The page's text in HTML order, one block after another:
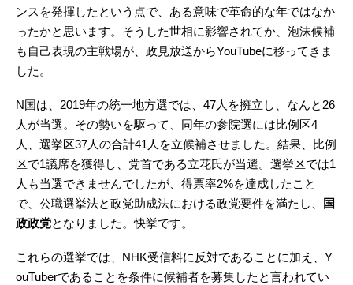
ンスを発揮したという点で、ある意味で革命的な年ではなか
ったかと思います。そうした世相に影響されてか、泡沫候補
も自己表現の主戦場が、政見放送からYouTubeに移ってきま
した。
N国は、2019年の統一地方選では、47人を擁立し、なんと26
人が当選。その勢いを駆って、同年の参院選には比例区4
人、選挙区37人の合計41人を立候補させました。結果、比例
区で1議席を獲得し、党首である立花氏が当選。選挙区では1
人も当選できませんでしたが、得票率2%を達成したこと
で、公職選挙法と政党助成法における政党要件を満たし、
国
政政党となりました。快挙です。
これらの選挙では、NHK受信料に反対であることに加え、Y
ouTuberであることを条件に候補者を募集したと言われてい